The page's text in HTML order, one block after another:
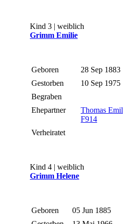
Kind 3 | weiblich
Grimm Emilie
Geboren
28 Sep 1883
Gestorben
10 Sep 1975
Begraben
Ehepartner
Thomas Emil
F914
Verheiratet
Kind 4 | weiblich
Grimm Helene
Geboren 05 Jun 1885